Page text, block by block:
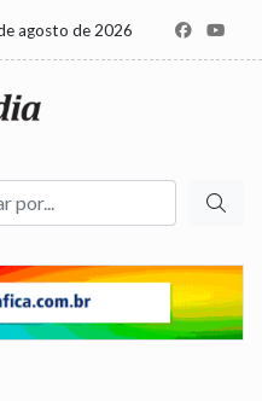
agosto de 2026